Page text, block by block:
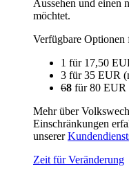
Aussehen und einen
möchtet.
Verfügbare Optionen
1 für 17,50
3 für 35 EUR
68 für 80 EUR
Mehr über
Einschränkungen
unserer
Zeit für Veränderung